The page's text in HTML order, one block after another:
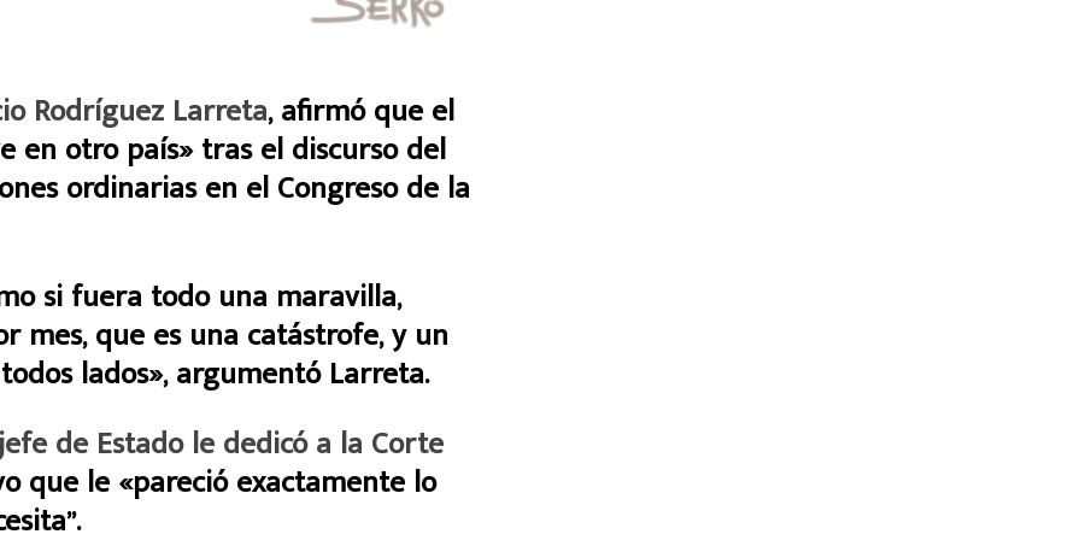
Rodríguez Larreta, afirmó que el
en otro país» tras el discurso del
ordinarias en el Congreso de la
si fuera todo una maravilla,
mes, que es una catástrofe, y un
lados», argumentó Larreta.
de Estado le dedicó a la Corte
que le «pareció exactamente lo